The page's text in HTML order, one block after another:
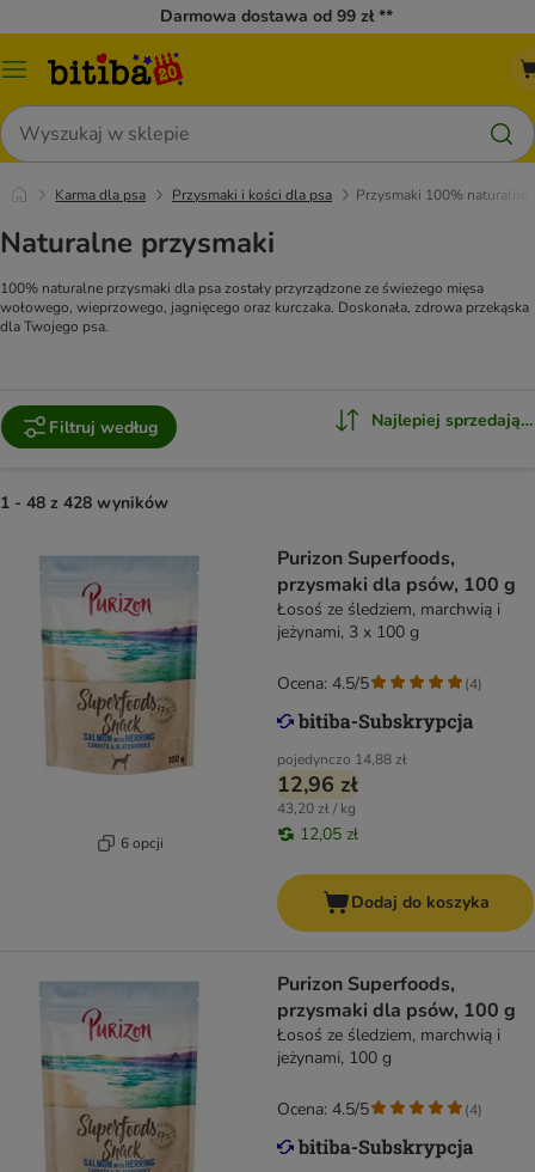
Darmowa dostawa od 99 zł **
Menu
Szukaj
Karma dla psa Przysmaki i kości dla psa Przysmaki 100% naturalne
Naturalne przysmaki
100% naturalne przysmaki dla psa zostały przyrządzone ze świeżego mięsa
wołowego, wieprzowego, jagnięcego oraz kurczaka. Doskonała, zdrowa przekąska
dla Twojego psa.
Filtruj według Najlepiej
1 - 48 z 428 wyników
6 opcji
Purizon Superfoods,
przysmaki dla psów, 100 g
Łosoś ze śledziem, marchwią i
jeżynami, 3 x 100 g
pojedynczo 14,88 zł
12,96 zł
43,20 zł / kg
12,05 zł
Ocena: 4.5/5 (4)
Dodaj do koszyka
Purizon Superfoods,
przysmaki dla psów, 100 g
Łosoś ze śledziem, marchwią i
jeżynami, 100 g
Ocena: 4.5/5 (4)